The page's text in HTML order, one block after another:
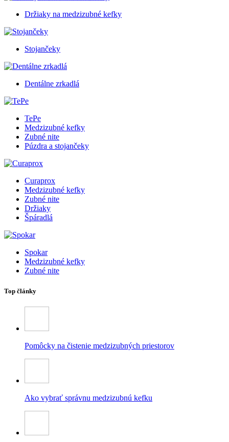
Držiaky na medzizubné kefky
Stojančeky
Dentálne zrkadlá
TePe
Medzizubné kefky
Zubné nite
Púzdra a stojančeky
Curaprox
Medzizubné kefky
Zubné nite
Držiaky
Špáradlá
Spokar
Medzizubné kefky
Zubné nite
Top články
Pomôcky na čistenie medzizubných priestorov
Ako vybrať správnu medzizubnú kefku